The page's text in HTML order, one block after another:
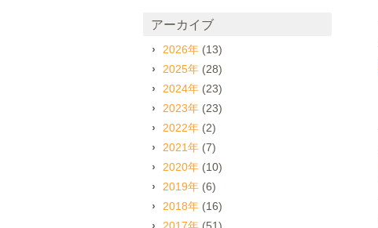
アーカイブ
2026年 (13)
2025年 (28)
2024年 (23)
2023年 (23)
2022年 (2)
2021年 (7)
2020年 (10)
2019年 (6)
2018年 (16)